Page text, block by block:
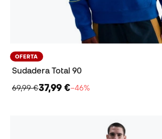
OFERTA
Sudadera Total 90
69,99 €37,99 €−46%